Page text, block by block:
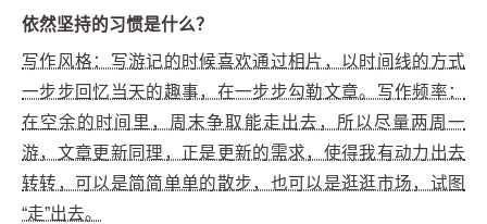
依然坚持的习惯是什么？
写作风格：写游记的时候喜欢通过相片，以时间线的方式
一步步回忆当天的趣事，在一步步勾勒文章。写作频率：
在空余的时间里，周末争取能走出去，所以尽量两周一
游，文章更新同理，正是更新的需求，使得我有动力出去
转转，可以是简简单单的散步，也可以是逛逛市场，试图
“走”出去。